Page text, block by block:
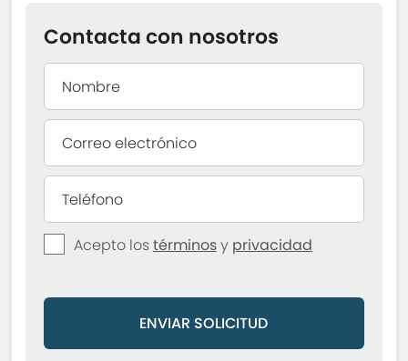
Contacta con nosotros
Acepto lostérminosy privacidad
ENVIAR SOLICITUD